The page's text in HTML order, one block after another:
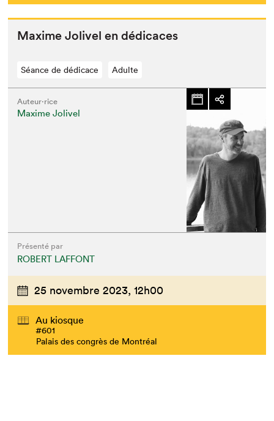
Maxime Joliv­el en dédicaces
Séance de dédicace Adulte
Auteur·rice
Maxime Jolivel
Présenté par
ROBERT LAFFONT
25 novembre 2023, 12h00
Au kiosque
#601
Palais des congrès de Montréal